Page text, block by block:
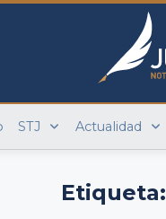
STJ Actualidad
Etiqueta: